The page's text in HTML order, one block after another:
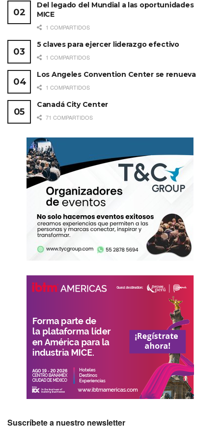
Del legado del Mundial a las oportunidades
MICE
1 COMPARTIDOS
5 claves para ejercer liderazgo efectivo
1 COMPARTIDOS
Los Angeles Convention Center se renueva
1 COMPARTIDOS
Canadá City Center
71 COMPARTIDOS
Suscríbete a nuestro newsletter